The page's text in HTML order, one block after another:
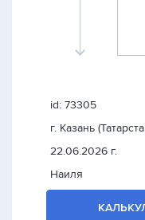
id: 73305
г. Казань
22.06.2026 г.
Наиля